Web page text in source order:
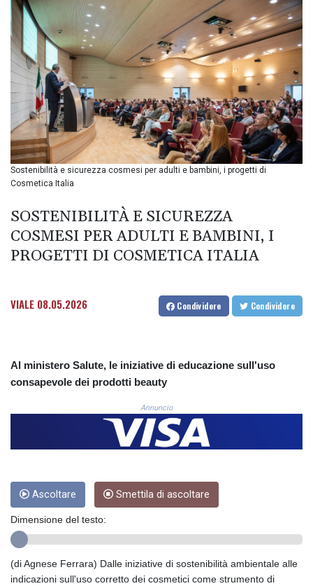
BIF 3453.955207
BMD 1.156136
BND 1.481323
BOB 13.739522
BRL 5.876989
BSD 1.155995
BTN 110.001186
BWP 15.603479
BYN 3.442212
BYR
22660.258427
BZD 2.324897
2615.761404
CHF 0.934181
CLF 0.026749
CNY 7.801146
CNH 7.796152
CUC 1.156136
CUP 30.637594
CVE 110.646682
CZK 24.258158
DJF 205.46888
DKK 7.477932
DZD 153.688625
EGP 57.293288
ERN 17.342035
Sostenibilità e sicurezza cosmesi per adulti e bambini, i progetti di
Cosmetica Italia
SOSTENIBILITÀ E SICUREZZA
COSMESI PER ADULTI E BAMBINI, I
PROGETTI DI COSMETICA ITALIA
VIALE 08.05.2026 Condividere Condividere
Al ministero Salute, le iniziative di educazione sull'uso
consapevole dei prodotti beauty
Annuncio
Ascoltare Smettila di ascoltare
Dimensione del testo:
(di Agnese Ferrara) Dalle iniziative di sostenibilità ambientale alle
indicazioni sull'uso corretto dei cosmetici come strumento di